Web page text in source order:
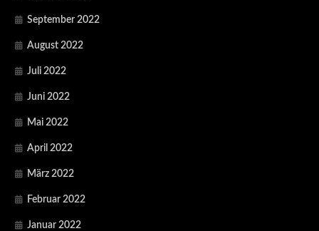
September 2022
August 2022
Juli 2022
Juni 2022
Mai 2022
April 2022
März 2022
Februar 2022
Januar 2022